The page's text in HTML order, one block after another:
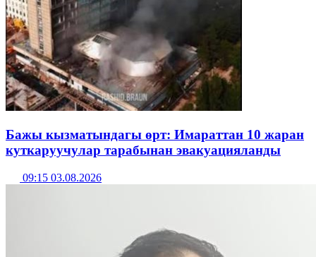
Бажы кызматындагы өрт: Имараттан 10 жаран
куткаруучулар тарабынан эвакуацияланды
09:15 03.08.2026